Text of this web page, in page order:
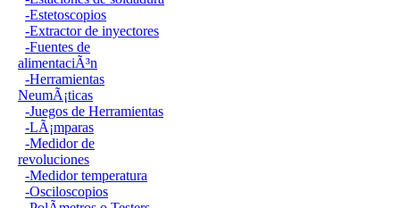
-Estetoscopios
-Extractor de inyectores
-Fuentes de
alimentaciÃ³n
-Herramientas
NeumÃ¡ticas
-Juegos de Herramientas
-LÃ¡mparas
-Medidor de
revoluciones
-Medidor temperatura
-Osciloscopios